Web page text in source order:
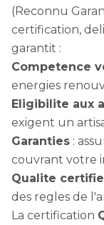
(Reconnu
certification,
garantit :
Competence
energies
Eligibilite aux
exigent un
Garanties :
couvrant votre
Qualite
des regles de
La certification